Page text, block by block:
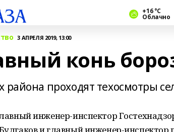
+16 °С
Облачно
3 АПРЕЛЯ 2019, 13:00
конь
района проходят техосмотры
инженер-инспектор